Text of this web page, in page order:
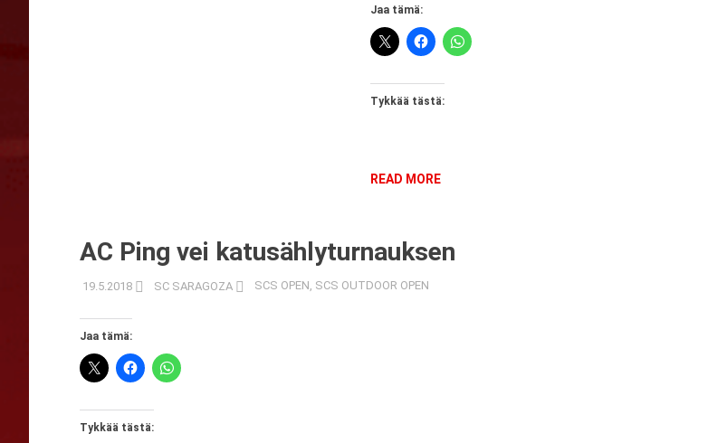
Jaa tämä:
Tykkää tästä:
READ MORE
AC Ping vei katusählyturnauksen
19.5.2018 SC SARAGOZA SCS OPEN, SCS OUTDOOR OPEN
Jaa tämä:
Tykkää tästä: